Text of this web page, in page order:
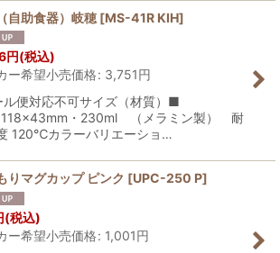
自助食器）岐穂 [MS-41R KIH]
円(税込)
ー希望小売価格: 3,751円
ル便対応不可サイズ（材質）■
・230ml （メラミン製） 耐
120℃カラーバリエーショ…
りマグカップ ピンク [UPC-250 P]
(税込)
ー希望小売価格: 1,001円